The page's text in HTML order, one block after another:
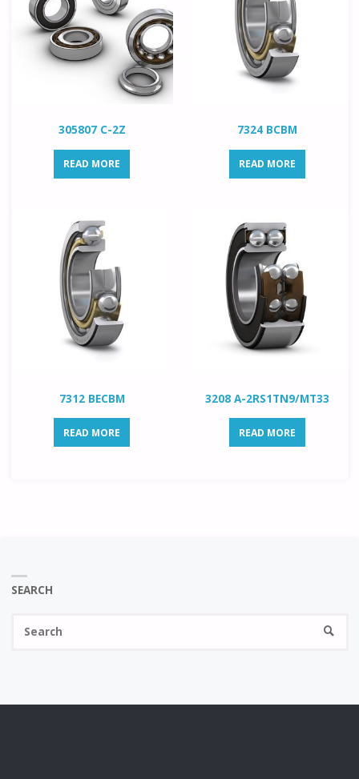
305807 C-2Z
READ MORE
7324 BCBM
READ MORE
7312 BECBM
READ MORE
3208 A-2RS1TN9/MT33
READ MORE
SEARCH